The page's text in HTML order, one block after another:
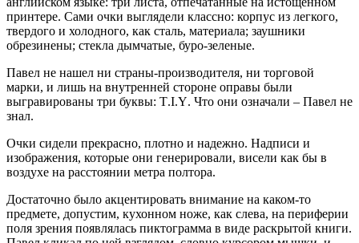
принтере. Сами очки выглядели классно: корпус из легкого,
твердого и холодного, как сталь, материала; заушники
обрезинены; стекла дымчатые, буро-зеленые.
Павел не нашел ни страны-производителя, ни торговой
марки, и лишь на внутренней стороне оправы были
выгравированы три буквы: T.I.Y. Что они означали – Павел не
знал.
Очки сидели прекрасно, плотно и надежно. Надписи и
изображения, которые они генерировали, висели как бы в
воздухе на расстоянии метра полтора.
Достаточно было акцентировать внимание на каком-то
предмете, допустим, кухонном ноже, как слева, на периферии
поля зрения появлялась пиктограмма в виде раскрытой книги.